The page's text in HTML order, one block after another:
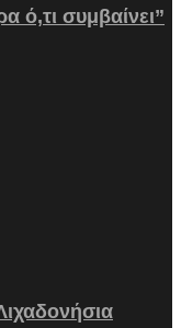
ό,τι συμβαίνει”